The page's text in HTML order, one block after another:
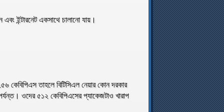
ইন্টারনেট একসাথে চালানো যায়।
কেবিপিএস তাহলে বিটিসিএল নেয়ার কোন দরকার
ওদের ৫১২ কেবিপিএসের প্যাকেজটাও খারাপ